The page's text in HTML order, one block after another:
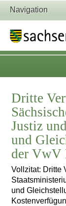
Navigation
Dritte
Justiz
und
der VwV
Vollzitat: Dritte
und